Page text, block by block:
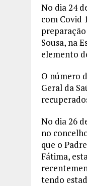
No dia 24
com Covid
Sousa, na
elemento
O número
Geral da
No dia 26
no
que o
Fátima,
tendo